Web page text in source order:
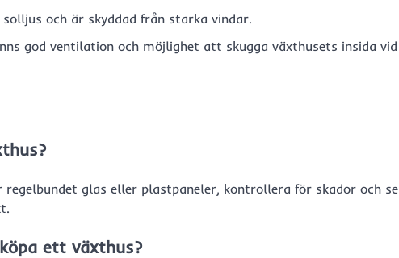
och är skyddad från starka vindar.
god ventilation och möjlighet att skugga växthusets insida vid
glas eller plastpaneler, kontrollera för skador och se
ett växthus?